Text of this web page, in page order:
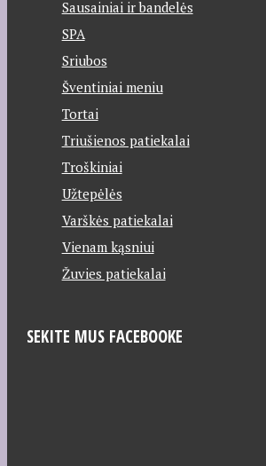
Sausainiai ir bandelės
SPA
Sriubos
Šventiniai meniu
Tortai
Triušienos patiekalai
Troškiniai
Užtepėlės
Varškės patiekalai
Vienam kąsniui
Žuvies patiekalai
SEKITE MUS FACEBOOKE